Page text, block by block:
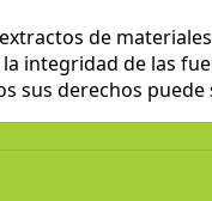
de
integridad de las
sus derechos